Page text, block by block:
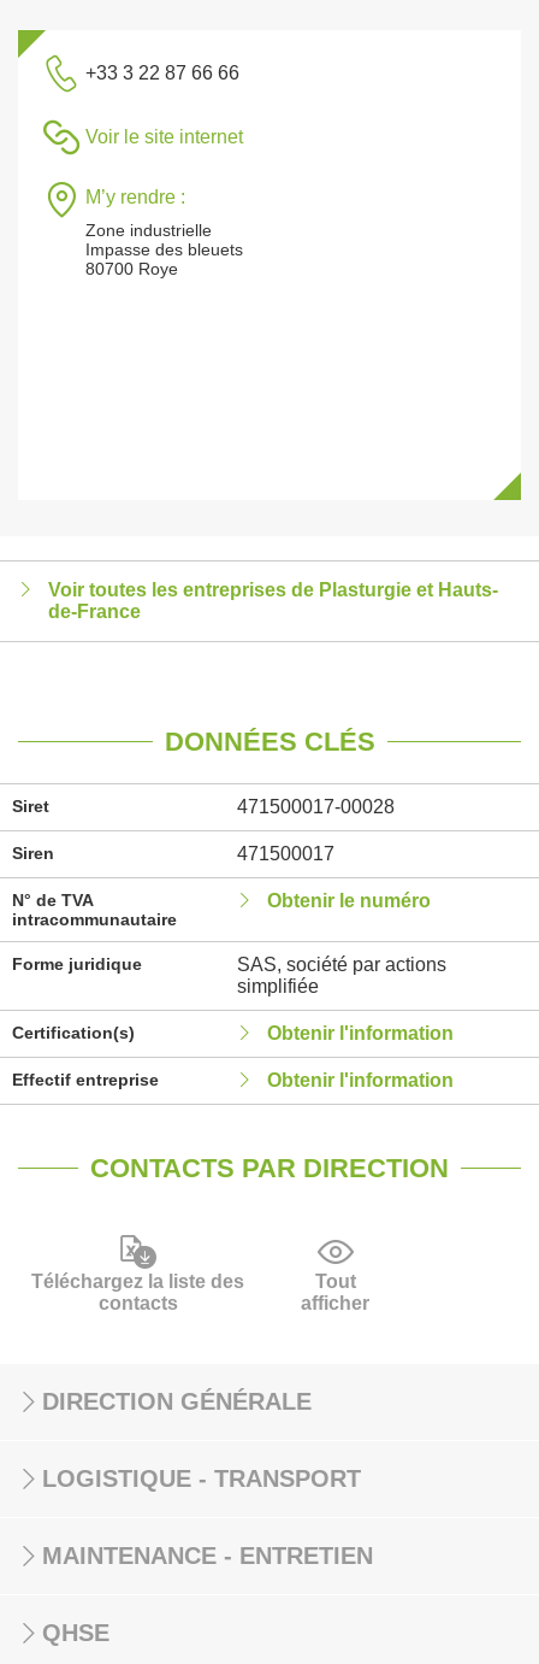
+33 3 22 87 66 66
Voir le site internet
M’y rendre :
Zone industrielle
Impasse des bleuets
80700 Roye
Voir toutes les entreprises de Plasturgie et Hauts-
de-France
DONNÉES CLÉS
Siret 471500017-00028
Siren 471500017
N° de TVA
intracommunautaire
Obtenir le numéro
Forme juridique
SAS, société par actions
simplifiée
Certification(s) Obtenir l'information
Effectif entreprise Obtenir l'information
CONTACTS PAR DIRECTION
Téléchargez la liste des
contacts
Tout
afficher
DIRECTION GÉNÉRALE
LOGISTIQUE - TRANSPORT
MAINTENANCE - ENTRETIEN
QHSE